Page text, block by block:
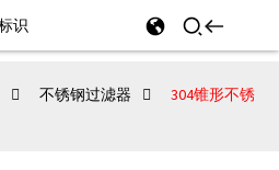
不锈钢过滤器
304锥形不锈